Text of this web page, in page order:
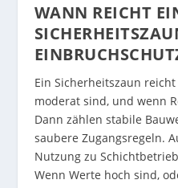
WANN REICHT
Ein Sicherheitszaun
moderat sind, und wenn
Dann zählen stabile
saubere Zugangsregeln.
Nutzung zu
Wenn Werte hoch sind,